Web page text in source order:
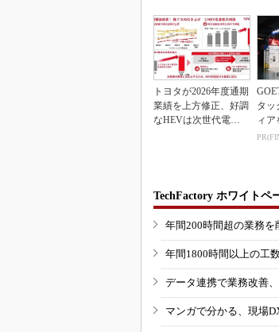
トヨタが2026年度通期
業績を上方修正、好調
なHEVは次世代電池
タッ
ィア
TechFactory ホワイトペ
年間200時間超の業務を
年間1800時間以上の工
データ連携で業務改善
マンガで分かる、現場